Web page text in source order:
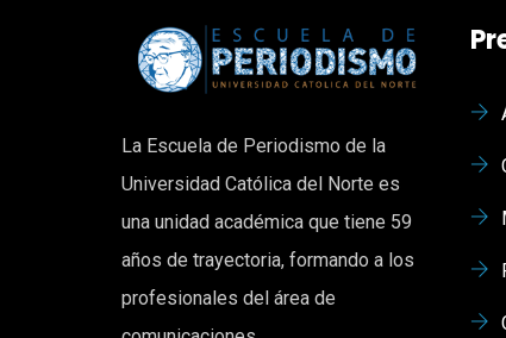
La Escuela de Periodismo de la
Universidad Católica del Norte es
una unidad académica que tiene 59
años de trayectoria, formando a los
profesionales del área de